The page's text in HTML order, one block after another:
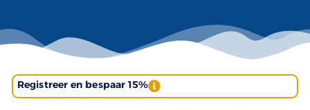
Registreer en bespaar 15%